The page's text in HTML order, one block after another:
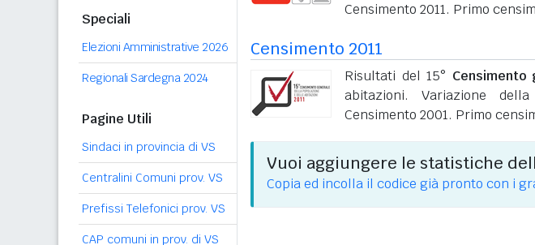
Speciali
Elezioni Amministrative 2026
Regionali Sardegna 2024
Pagine Utili
Sindaci in provincia di VS
Centralini Comuni prov. VS
Prefissi Telefonici prov. VS
CAP comuni in prov. di VS
Censimento 2011. Primo
Censimento 2011
Risultati del 15° Censimento
abitazioni. Variazione
Censimento 2001. Primo
Vuoi aggiungere le statistiche
Copia ed incolla il codice già pronto con i